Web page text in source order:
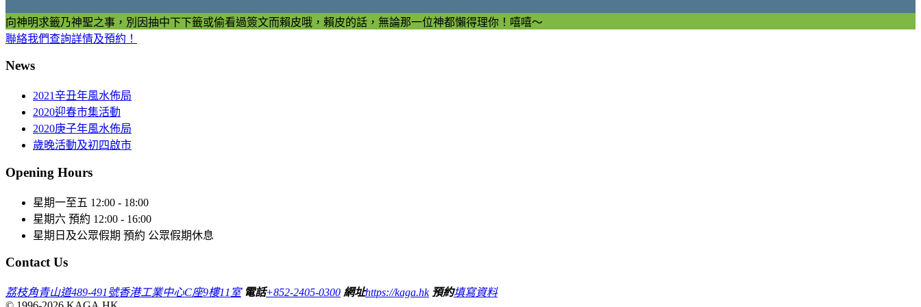
向神明求籤乃神聖之事，別因抽中下下籤或偷看過簽文而賴皮哦，賴皮的話，無論那一位神都懶得理你！嘻嘻～
聯絡我們查詢詳情及預約！
News
2021辛丑年風水佈局
2020迎春市集活動
2020庚子年風水佈局
歲晚活動及初四啟市
Opening Hours
星期一至五 12:00 - 18:00
星期六 預約 12:00 - 16:00
星期日及公眾假期 預約 公眾假期休息
Contact Us
荔枝角青山道489-491號香港工業中心C座9樓11室 電話+852-2405-0300 網址https://kaga.hk 預約填寫資料